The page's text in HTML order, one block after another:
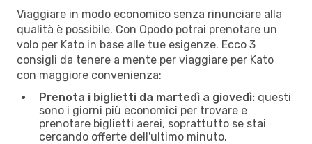
Viaggiare in modo economico senza rinunciare alla
qualità è possibile. Con Opodo potrai prenotare un
volo per Kato in base alle tue esigenze. Ecco 3
consigli da tenere a mente per viaggiare per Kato
con maggiore convenienza:
Prenota i biglietti da martedì a giovedì: questi
sono i giorni più economici per trovare e
prenotare biglietti aerei, soprattutto se stai
cercando offerte dell'ultimo minuto.